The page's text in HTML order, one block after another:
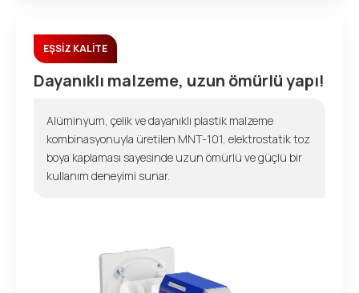
EŞSİZ KALİTE
Dayanıklı malzeme, uzun ömürlü yapı!
Alüminyum, çelik ve dayanıklı plastik malzeme
kombinasyonuyla üretilen MNT-101, elektrostatik toz
boya kaplaması sayesinde uzun ömürlü ve güçlü bir
kullanım deneyimi sunar.